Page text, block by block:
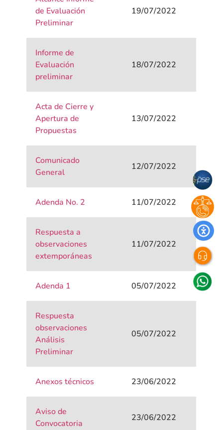
de Evaluación
Preliminar
19/07/2022
Informe de
Evaluación
preliminar
18/07/2022
Acta de Cierre y
Apertura de
Propuestas
13/07/2022
Comunicado
General
12/07/2022
Adenda No. 2 11/07/2022
Respuesta a
observaciones
extemporáneas
11/07/2022
Adenda 1 05/07/2022
Respuesta
observaciones
Análisis
Preliminar
05/07/2022
Anexos técnicos 23/06/2022
Aviso de
Convocatoria
23/06/2022